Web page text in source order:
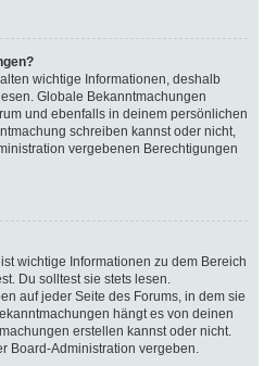
wichtige Informationen, deshalb
Globale Bekanntmachungen
und ebenfalls in deinem persönlichen
schreiben kannst oder nicht,
vergebenen Berechtigungen
wichtige Informationen zu dem Bereich
Du solltest sie stets lesen.
auf jeder Seite des Forums, in dem sie
hängt es von deinen
erstellen kannst oder nicht.
Board-Administration vergeben.